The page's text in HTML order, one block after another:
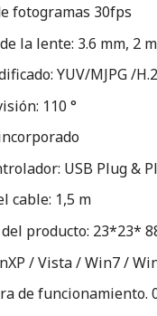
fotogramas 30fps
la lente: 3.6 mm, 2
YUV/MJPG /
110 °
USB Plug &
cable: 1,5 m
producto: 23*23*
/ Vista / Win7 /
de funcionamiento.